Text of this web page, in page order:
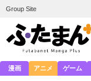
Group Site
漫画 アニメ ゲーム